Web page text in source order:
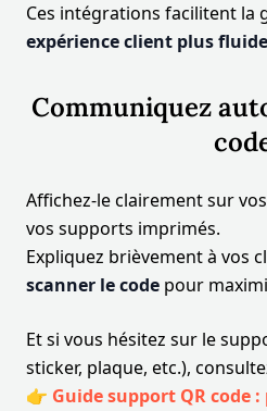
Ces intégrations facilitent la
expérience client plus fluide
Communiquez
Affichez-le clairement sur
vos supports imprimés.
Expliquez brièvement à vos
scanner le code pour
Et si vous hésitez sur le
sticker, plaque, etc.),
👉 Guide support QR code